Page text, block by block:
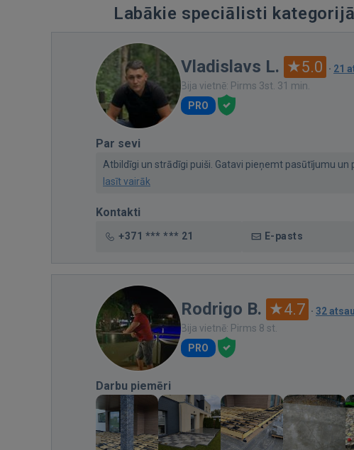
Labākie speciālisti
Vladislavs L. 5.0 · 21
Bija vietnē: Pirms 3st. 31 min.
PRO
Par sevi
Atbildīgi un strādīgi puiši. Gatavi pieņemt pasūtījumu un
lasīt vairāk
Kontakti
+371 *** *** 21 E-pasts
Rodrigo B. 4.7 · 32
Bija vietnē: Pirms 8 st.
PRO
Darbu piemēri